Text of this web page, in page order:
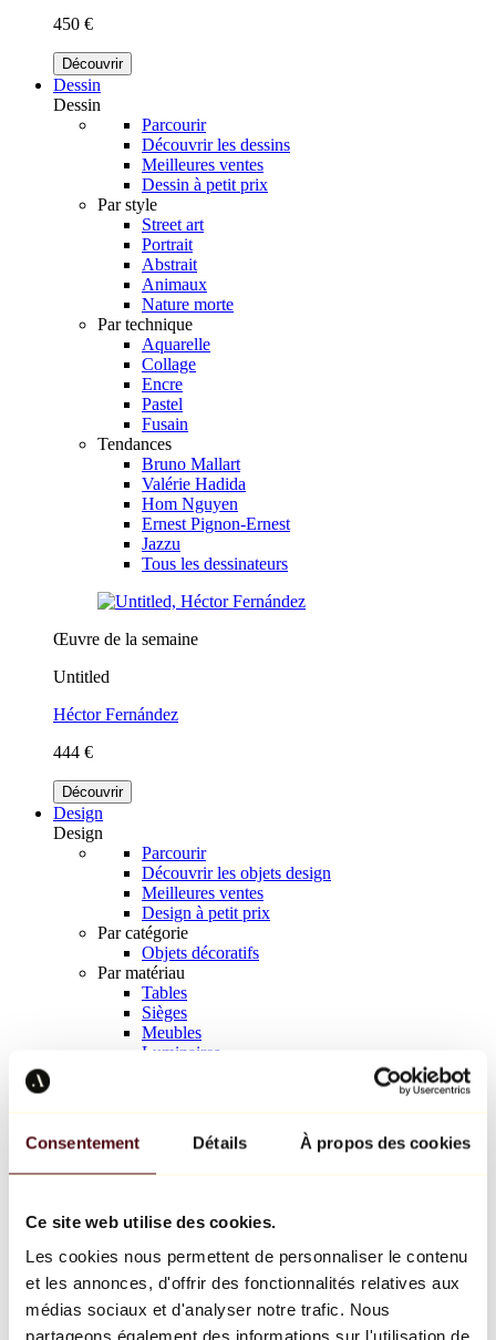
Consentement Détails À propos des cookies
Ce site web utilise des cookies.
Les cookies nous permettent de personnaliser le contenu
et les annonces, d'offrir des fonctionnalités relatives aux
médias sociaux et d'analyser notre trafic. Nous
partageons également des informations sur l'utilisation de
450 €
Découvrir
Dessin
Dessin
Parcourir
Découvrir les dessins
Meilleures ventes
Dessin à petit prix
Par style
Street art
Portrait
Abstrait
Animaux
Nature morte
Par technique
Aquarelle
Collage
Encre
Pastel
Fusain
Tendances
Bruno Mallart
Valérie Hadida
Hom Nguyen
Ernest Pignon-Ernest
Jazzu
Tous les dessinateurs
Œuvre de la semaine
Untitled
Héctor Fernández
444 €
Découvrir
Design
Design
Parcourir
Découvrir les objets design
Meilleures ventes
Design à petit prix
Par catégorie
Objets décoratifs
Par matériau
Tables
Sièges
Meubles
Luminaires
Richard Orlinski
Keith Haring
Jeff Koons
Jean-Michel Basquiat
Tous les designers
Œuvre de la semaine